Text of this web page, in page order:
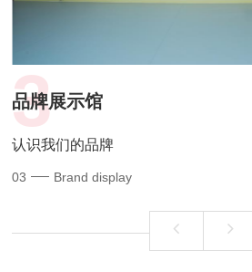
3
品牌展示馆
认识我们的品牌
03 Brand display